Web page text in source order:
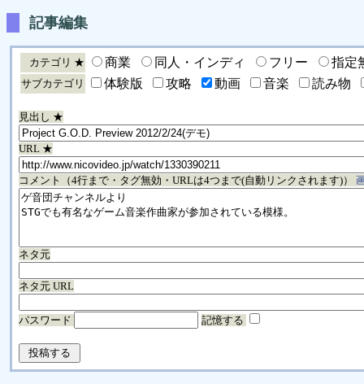
記事編集
カテゴリ ★ 商業 同人・インディ フリー 指定
サブカテゴリ 体験版 攻略 動画 音楽 読み物
見出し ★
URL ★
コメント（4行まで・タグ無効・URLは4つまで(自動リンクされます)）
ネタ元
ネタ元 URL
パスワード 記憶する